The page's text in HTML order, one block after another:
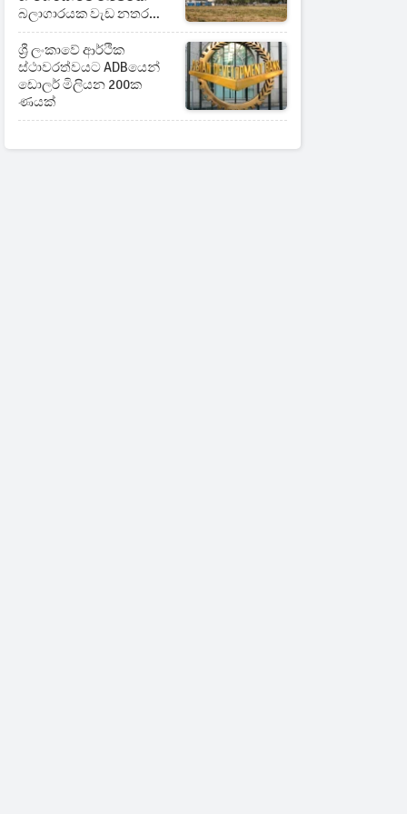
බලාගාරයක වැඩ නතර
කෙරේ
ශ්‍රී ලංකාවේ ආර්ථික
ස්ථාවරත්වයට ADBයෙන්
ඩොලර් මිලියන 200ක
ණයක්